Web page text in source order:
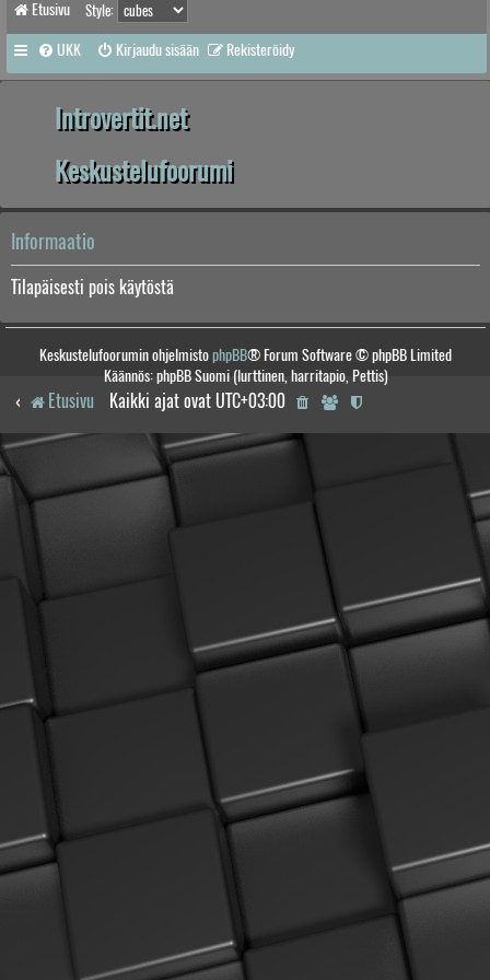
Etusivu Style:
UKK Kirjaudu sisään Rekisteröidy
Introvertit.net
Keskustelufoorumi
Informaatio
Tilapäisesti pois käytöstä
Keskustelufoorumin ohjelmistophpBB® Forum Software © phpBB Limited
Käännös: phpBB Suomi (lurttinen, harritapio, Pettis)
Etusivu Kaikki ajat ovat UTC+03:00